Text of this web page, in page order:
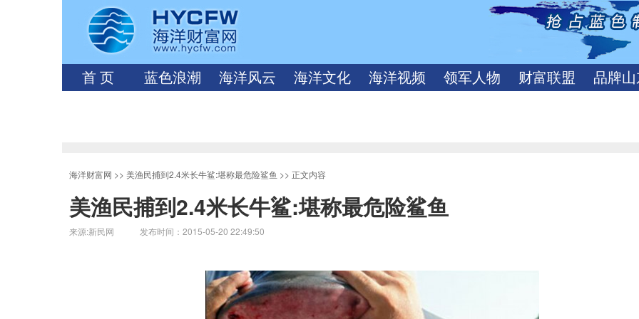
首 页 蓝色浪潮 海洋风云 海洋文化 海洋视频 领军人物 财富联盟 品牌
海洋财富网 >> 美渔民捕到2.4米长牛鲨:堪称最危险鲨鱼 >> 正文内容
美渔民捕到2.4米长牛鲨:堪称最危险鲨鱼
来源:新民网 发布时间：2015-05-20 22:49:50